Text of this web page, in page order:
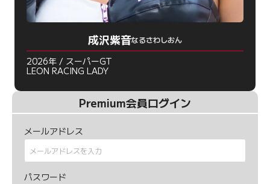
成沢紫音なるさわしおん
2026年 / スーパーGT
LEON RACING LADY
Premium会員ログイン
メールアドレス
パスワード